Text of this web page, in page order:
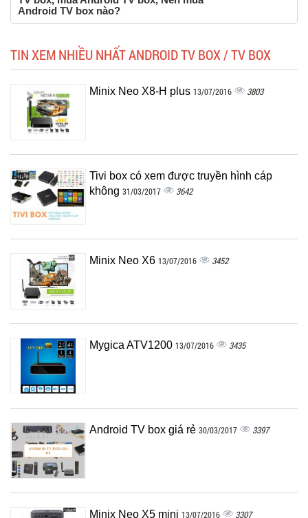
Android TV box nào?
TIN XEM NHIỀU NHẤT ANDROID TV BOX / TV BOX
Minix Neo X8-H plus 13/07/2016 3803
Tivi box có xem được truyền hình cáp
không 31/03/2017 3642
Minix Neo X6 13/07/2016 3452
Mygica ATV1200 13/07/2016 3435
Android TV box giá rẻ 30/03/2017 3397
Minix Neo X5 mini 13/07/2016 3307